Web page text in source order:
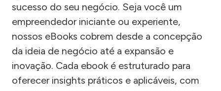
sucesso do seu negócio. Seja você um
empreendedor iniciante ou experiente,
nossos eBooks cobrem desde a concepção
da ideia de negócio até a expansão e
inovação. Cada ebook é estruturado para
oferecer insights práticos e aplicáveis, com